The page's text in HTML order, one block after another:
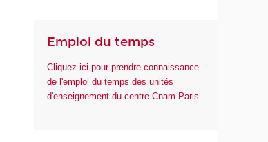
Emploi du temps
Cliquez ici pour prendre connaissance
de l'emploi du temps des unités
d'enseignement du centre Cnam Paris.